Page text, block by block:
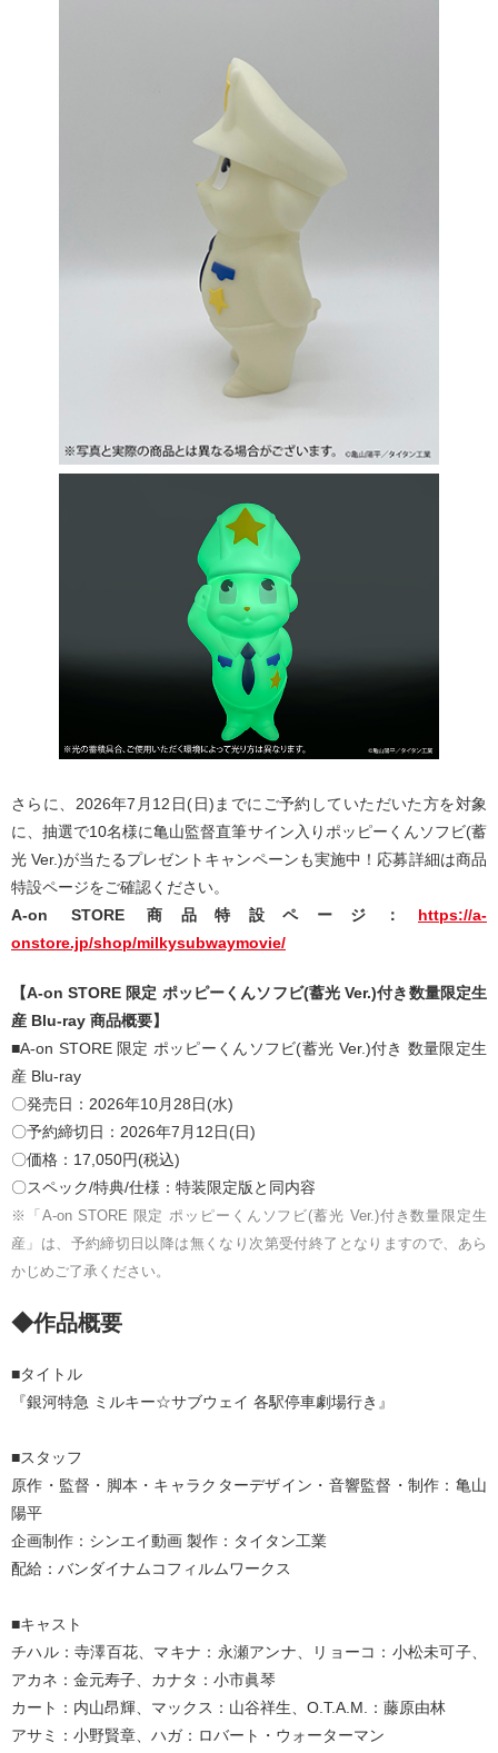
さらに、2026年7月12日(日)までにご予約していただいた方を対象
に、抽選で10名様に亀山監督直筆サイン入りポッピーくんソフビ(蓄
光 Ver.)が当たるプレゼントキャンペーンも実施中！応募詳細は商品
特設ページをご確認ください。
A-on STORE 商品特設ページ： https://a-
onstore.jp/shop/milkysubwaymovie/
【A-on STORE 限定 ポッピーくんソフビ(蓄光 Ver.)付き数量限定生
産 Blu-ray 商品概要】
■A-on STORE 限定 ポッピーくんソフビ(蓄光 Ver.)付き 数量限定生
産 Blu-ray
〇発売日：2026年10月28日(水)
〇予約締切日：2026年7月12日(日)
〇価格：17,050円(税込)
〇スペック/特典/仕様：特装限定版と同内容
※「A-on STORE 限定 ポッピーくんソフビ(蓄光 Ver.)付き数量限定生
産」は、予約締切日以降は無くなり次第受付終了となりますので、あら
かじめご了承ください。
◆作品概要
■タイトル
『銀河特急 ミルキー☆サブウェイ 各駅停車劇場行き』
■スタッフ
原作・監督・脚本・キャラクターデザイン・音響監督・制作：亀山
陽平
企画制作：シンエイ動画 製作：タイタン工業
配給：バンダイナムコフィルムワークス
■キャスト
チハル：寺澤百花、マキナ：永瀬アンナ、リョーコ：小松未可子、
アカネ：金元寿子、カナタ：小市眞琴
カート：内山昂輝、マックス：山谷祥生、O.T.A.M.：藤原由林
アサミ：小野賢章、ハガ：ロバート・ウォーターマン